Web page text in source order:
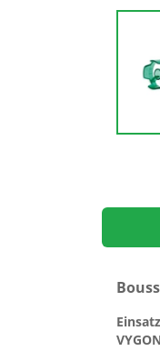
Auf unserem PortalVYGON